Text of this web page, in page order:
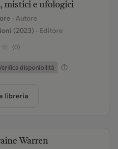
mistici e ufologici
- Autore
(2023)- Editore
(0)
disponibilità
libreria
Warren